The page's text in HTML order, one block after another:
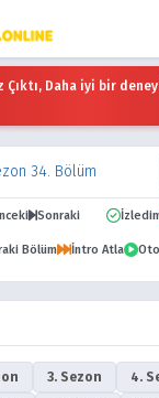
Çıktı, Daha iyi bir
34. Bölüm
Sonraki
Bölüm İntro Atla
3. Sezon 4.